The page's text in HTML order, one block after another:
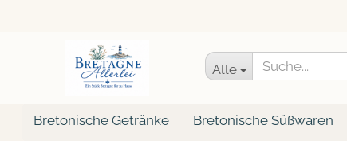
Alle
Bretonische Getränke Bretonische Süßwaren